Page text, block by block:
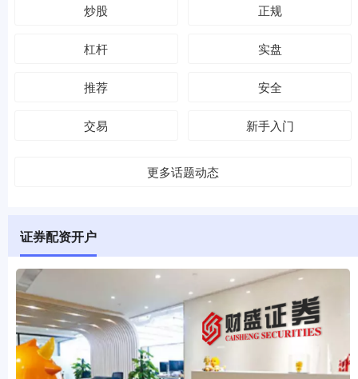
炒股 正规
杠杆 实盘
推荐 安全
交易 新手入门
更多话题动态
证券配资开户